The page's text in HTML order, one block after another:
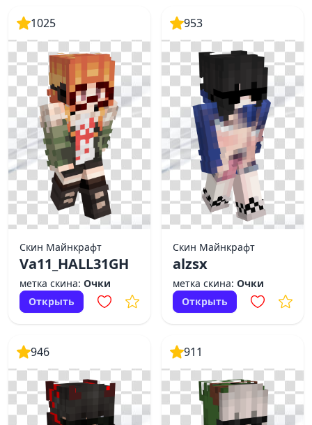
1025
Скин Майнкрафт
Va11_HALL31GH
метка скина: Очки
Открыть
953
Скин Майнкрафт
alzsx
метка скина: Очки
Открыть
946 911